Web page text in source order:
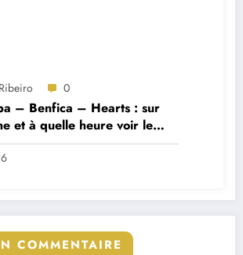
0
– Benfica – Hearts : sur
et à quelle heure voir le
COMMENTAIRE